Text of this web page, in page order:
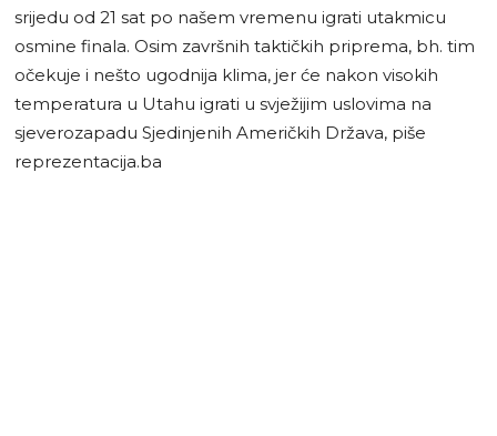
srijedu od 21 sat po našem vremenu igrati utakmicu
osmine finala. Osim završnih taktičkih priprema, bh. tim
očekuje i nešto ugodnija klima, jer će nakon visokih
temperatura u Utahu igrati u svježijim uslovima na
sjeverozapadu Sjedinjenih Američkih Država, piše
reprezentacija.ba